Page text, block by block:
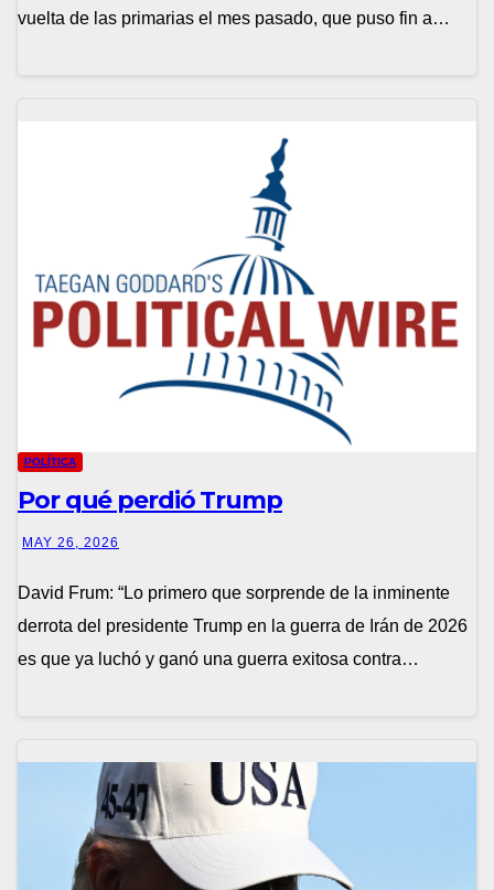
vuelta de las primarias el mes pasado, que puso fin a…
POLÍTICA
Por qué perdió Trump
MAY 26, 2026
David Frum: “Lo primero que sorprende de la inminente
derrota del presidente Trump en la guerra de Irán de 2026
es que ya luchó y ganó una guerra exitosa contra…